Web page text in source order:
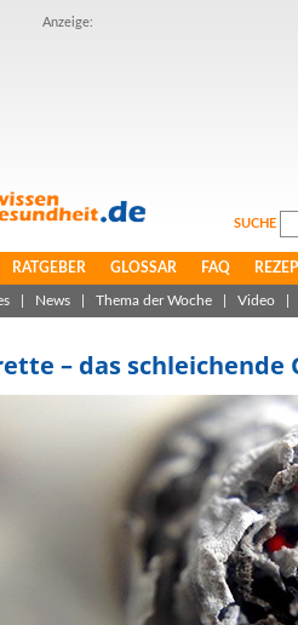
Anzeige:
SUCHE
RATGEBER GLOSSAR FAQ
News Thema der Woche Video
– das schleichende